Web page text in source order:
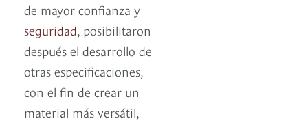
de mayor confianza y
seguridad, posibilitaron
después el desarrollo de
otras especificaciones,
con el fin de crear un
material más versátil,